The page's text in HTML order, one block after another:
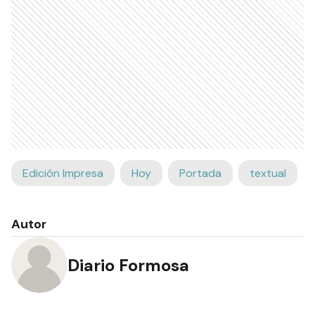
Edición Impresa Hoy Portada textual
Autor
Diario Formosa